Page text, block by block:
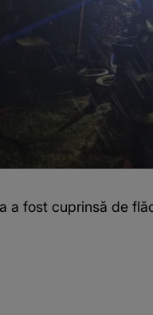
a fost cuprinsă de